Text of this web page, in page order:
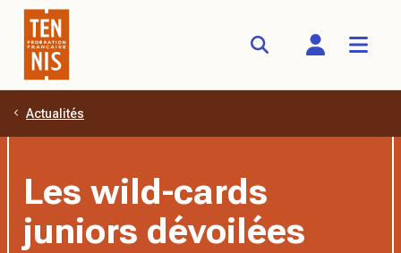
Aller au contenu principal
Actualités
Les wild-cards
juniors dévoilées